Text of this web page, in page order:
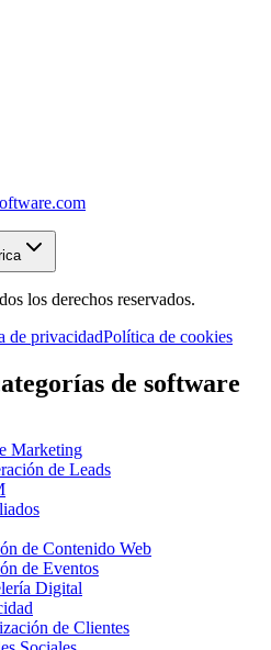
los derechos reservados.
de privacidadPolítica de cookies
de software
Marketing
de Leads
de Contenido Web
de Eventos
Digital
de Clientes